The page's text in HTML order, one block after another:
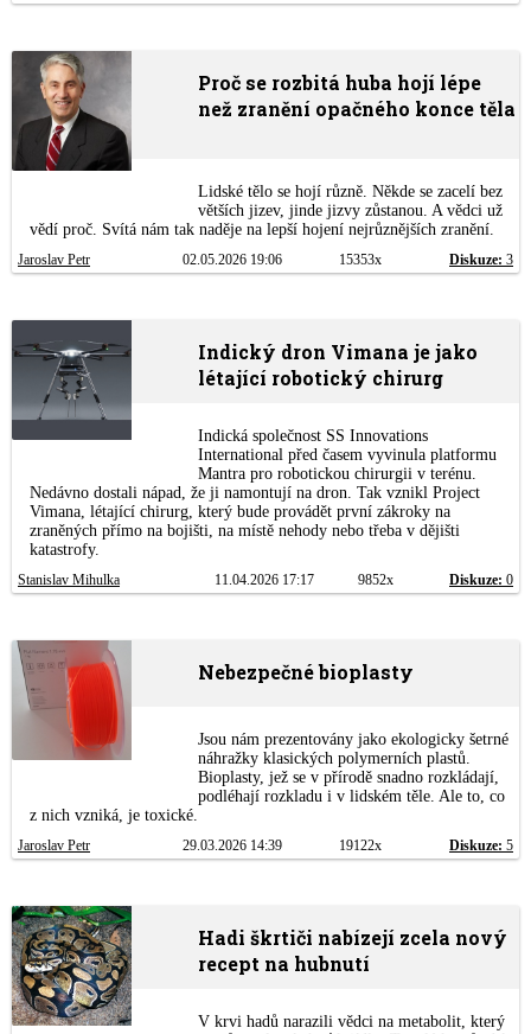
Proč se rozbitá huba hojí lépe
než zranění opačného konce těla
Lidské tělo se hojí různě. Někde se zacelí bez
větších jizev, jinde jizvy zůstanou. A vědci už
vědí proč. Svítá nám tak naděje na lepší hojení nejrůznějších zranění.
Jaroslav Petr 02.05.2026 19:06 15353x Diskuze: 3
Indický dron Vimana je jako
létající robotický chirurg
Indická společnost SS Innovations
International před časem vyvinula platformu
Mantra pro robotickou chirurgii v terénu.
Nedávno dostali nápad, že ji namontují na dron. Tak vznikl Project
Vimana, létající chirurg, který bude provádět první zákroky na
zraněných přímo na bojišti, na místě nehody nebo třeba v dějišti
katastrofy.
Stanislav Mihulka 11.04.2026 17:17 9852x Diskuze: 0
Nebezpečné bioplasty
Jsou nám prezentovány jako ekologicky šetrné
náhražky klasických polymerních plastů.
Bioplasty, jež se v přírodě snadno rozkládají,
podléhají rozkladu i v lidském těle. Ale to, co
z nich vzniká, je toxické.
Jaroslav Petr 29.03.2026 14:39 19122x Diskuze: 5
Hadi škrtiči nabízejí zcela nový
recept na hubnutí
V krvi hadů narazili vědci na metabolit, který